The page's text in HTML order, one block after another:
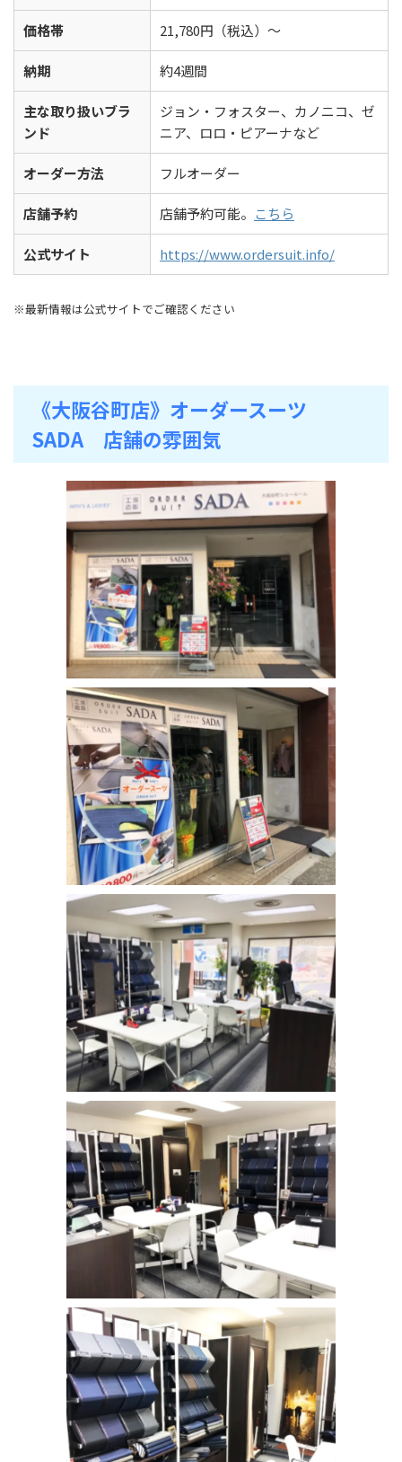
価格帯 21,780円（税込）〜
納期 約4週間
主な取り扱いブラ
ンド
ジョン・フォスター、カノニコ、ゼ
ニア、ロロ・ピアーナなど
オーダー方法 フルオーダー
店舗予約 店舗予約可能。 こちら
公式サイト https://www.ordersuit.info/
※最新情報は公式サイトでご確認ください
《大阪谷町店》オーダースーツ
SADA 店舗の雰囲気